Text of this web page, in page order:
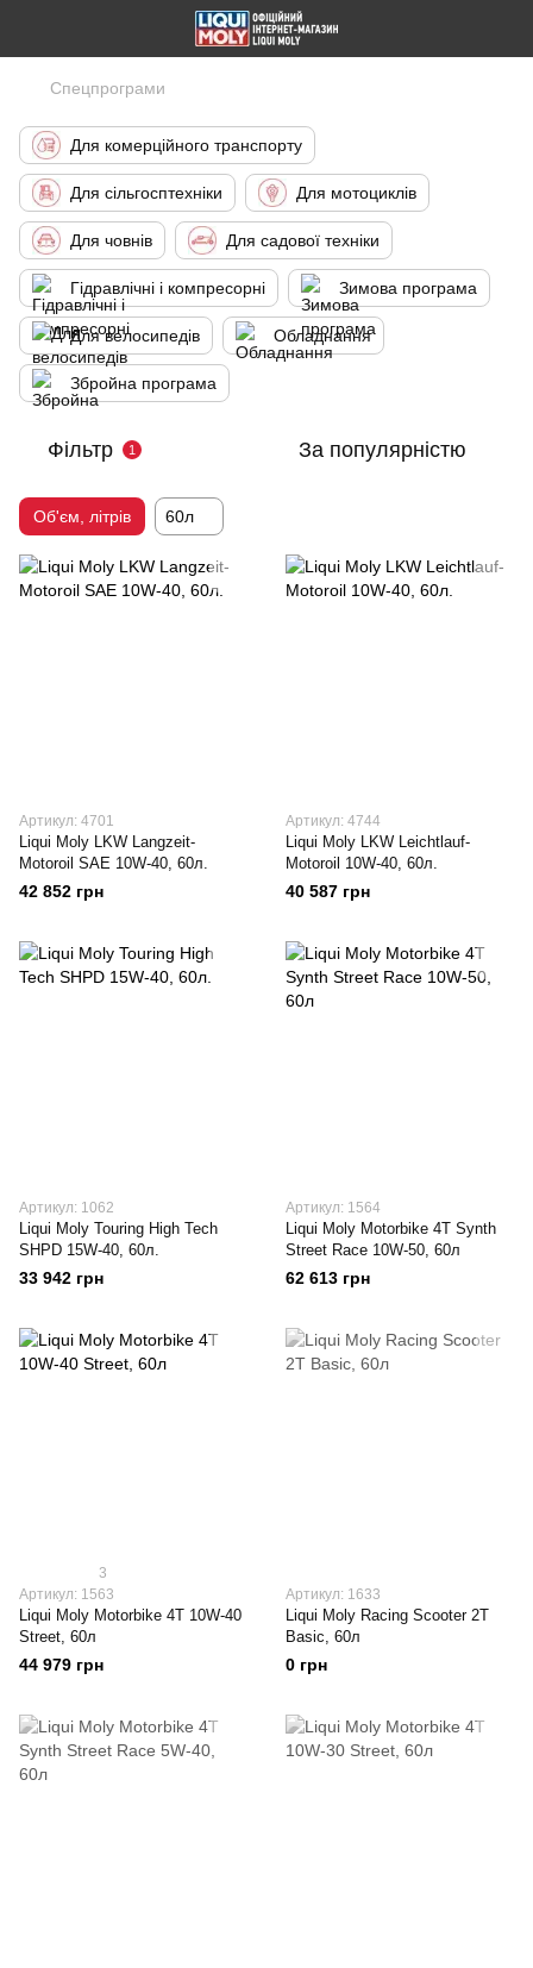
Спецпрограми
Для комерційного транспорту
Для сільгосптехніки Для мотоциклів
Для човнів Для садової техніки
Гідравлічні і компресорні Зимова програма
Для велосипедів Обладнання
Збройна програма
Фільтр 1 За популярністю
Об'єм, літрів 60л
Артикул: 4701
Liqui Moly LKW Langzeit-
Motoroil SAE 10W-40, 60л.
42 852 грн
Артикул: 4744
Liqui Moly LKW Leichtlauf-
Motoroil 10W-40, 60л.
40 587 грн
Артикул: 1062
Liqui Moly Touring High Tech
SHPD 15W-40, 60л.
33 942 грн
Артикул: 1564
Liqui Moly Motorbike 4T Synth
Street Race 10W-50, 60л
62 613 грн
3
Артикул: 1563
Liqui Moly Motorbike 4T 10W-40
Street, 60л
44 979 грн
Артикул: 1633
Liqui Moly Racing Scooter 2T
Basic, 60л
0 грн